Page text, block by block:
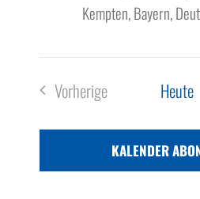
Kempten, Bayern,
Vorherige
Heute
KALENDER